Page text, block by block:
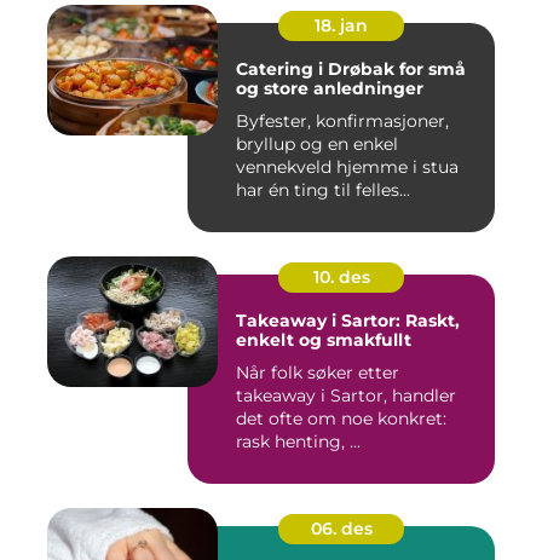
18. jan
Catering i Drøbak for små
og store anledninger
Byfester, konfirmasjoner,
bryllup og en enkel
vennekveld hjemme i stua
har én ting til felles...
10. des
Takeaway i Sartor: Raskt,
enkelt og smakfullt
Når folk søker etter
takeaway i Sartor, handler
det ofte om noe konkret:
rask henting, ...
06. des